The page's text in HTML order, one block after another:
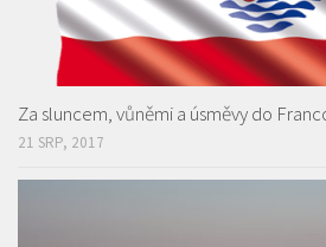
Za sluncem, vůněmi a úsměvy do
21 SRP, 2017